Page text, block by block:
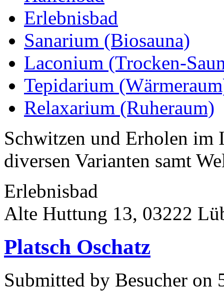
Erlebnisbad
Sanarium (Biosauna)
Laconium (Trocken-
Tepidarium
Relaxarium (Ruheraum)
Schwitzen und Erholen im
diversen Varianten samt
Erlebnisbad
Alte Huttung 13, 03222
Platsch Oschatz
Submitted by Besucher on